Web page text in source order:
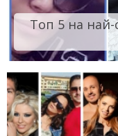
Топ 5 на